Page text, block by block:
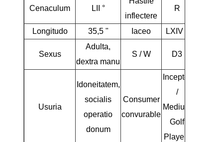
Cenaculum LII °
inflectere
R
Longitudo 35,5 " Iaceo LXIV °
Sexus
Adulta,
dextra manu
S / W D3
Usuria
Idoneitatem,
socialis
operatio
donum
Consumer
convurable
Inceptor
/
Medium
Golf
Players